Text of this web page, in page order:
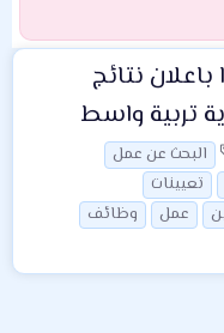
نتائج
تربية واسط
ا
و
س
البحث عن عمل
تعيينات
عمل
وظائف